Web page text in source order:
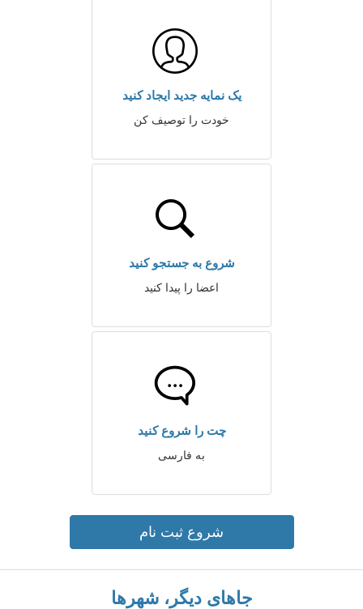
یک نمایه جدید ایجاد کنید
خودت را توصیف کن
شروع به جستجو کنید
اعضا را پیدا کنید
چت را شروع کنید
به فارسی
شروع ثبت نام
جاهای دیگر، شهرها